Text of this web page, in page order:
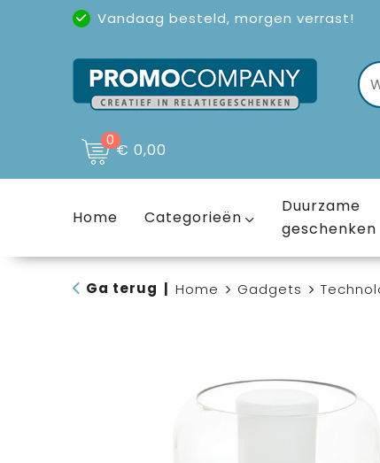
Vandaag besteld, morgen verrast!
Uitstekende reviews(4,6/5)
0€ 0,00
Home Categorieën
Duurzame
geschenken
Ga terug Home Gadgets